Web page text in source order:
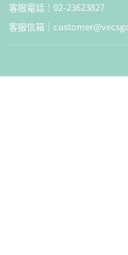
客服電話｜ 02-23623827
客服信箱｜